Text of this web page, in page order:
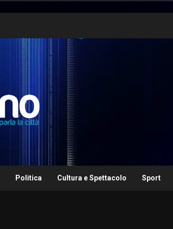
Politica Cultura e Spettacolo Sport